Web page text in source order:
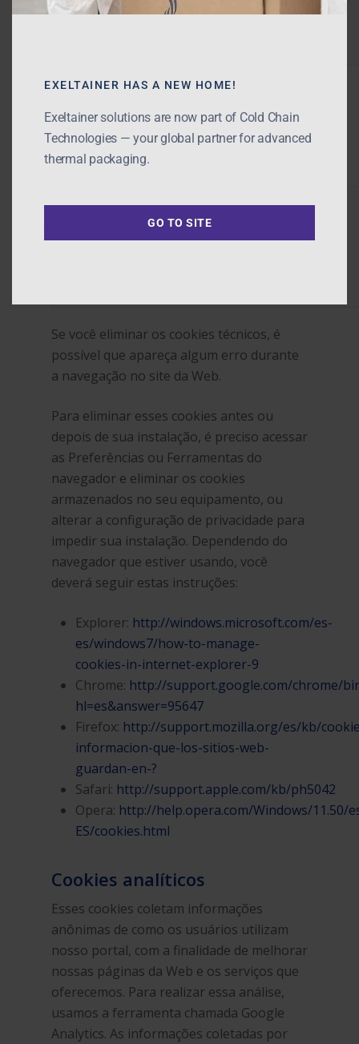
wp-settings-1
wp-settings-time-1
Se você eliminar os cookies técnicos, é
possível que apareça algum erro durante
a navegação no site da Web.
Para eliminar esses cookies antes ou
depois de sua instalação, é preciso acessar
as Preferências ou Ferramentas do
navegador e eliminar os cookies
armazenados no seu equipamento, ou
alterar a configuração de privacidade para
impedir sua instalação. Dependendo do
navegador que estiver usando, você
deverá seguir estas instruções:
Explorer: http://windows.microsoft.com/es-
es/windows7/how-to-manage-
cookies-in-internet-explorer-9
Chrome: http://support.google.com/chrome/
hl=es&answer=95647
Firefox: http://support.mozilla.org/es/kb/
informacion-que-los-sitios-web-
guardan-en-?
Safari: http://support.apple.com/kb/ph5042
Opera: http://help.opera.com/Windows/11.50/
ES/cookies.html
Cookies analíticos
Esses cookies coletam informações
anônimas de como os usuários utilizam
nosso portal, com a finalidade de melhorar
nossas páginas da Web e os serviços que
oferecemos. Para realizar essa análise,
usamos a ferramenta chamada Google
Analytics. As informações coletadas por
EXELTAINER HAS A NEW HOME!
Exeltainer solutions are now part of Cold Chain
Technologies — your global partner for advanced
thermal packaging.
GO TO SITE
NEOX
Pallet Shipper
Single US Pallet
Notícias
English
Español